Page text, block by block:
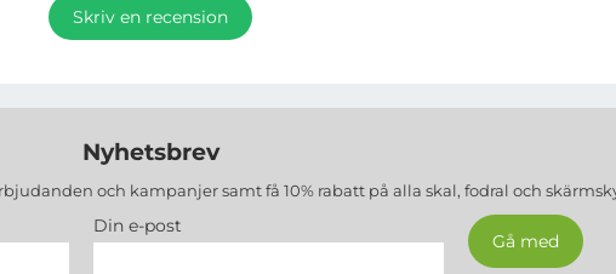
Skriv en recension
Nyhetsbrev
och kampanjer samt få 10% rabatt på alla skal, fodral och
Din e-post